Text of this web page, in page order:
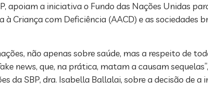
apoiam a iniciativa o Fundo das Nações Unidas
Criança com Deficiência (AACD) e as sociedades
não apenas sobre saúde, mas a respeito de
news, que, na prática, matam a causam
SBP, dra. Isabella Ballalai, sobre a decisão de a